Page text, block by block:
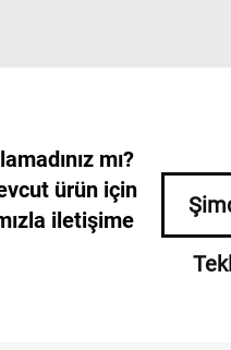
mı?
ürün için
iletişime